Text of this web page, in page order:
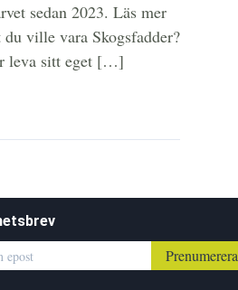
sedan 2023. Läs mer
ville vara Skogsfadder?
leva sitt eget […]
Prenumerera